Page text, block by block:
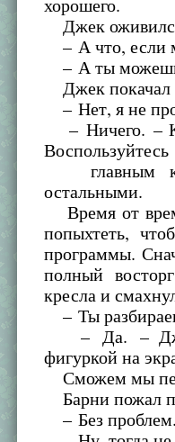
хорошего.
Джек
– А что, если
– А ты можешь
Джек покачал
– Нет, я не
– Ничего. –
Воспользуйтесь
главным
остальными.
Время от
попыхтеть,
программы.
полный
кресла и
– Ты
– Да. – Джек
фигуркой на
Сможем мы
Барни пожал
– Без проблем.